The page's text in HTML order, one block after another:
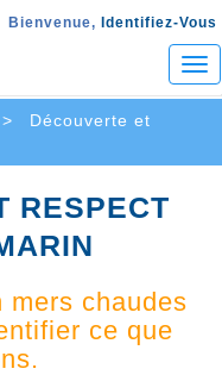
Bienvenue, Identifiez-Vous
>
Découverte et
RESPECT
mers chaudes
ce que